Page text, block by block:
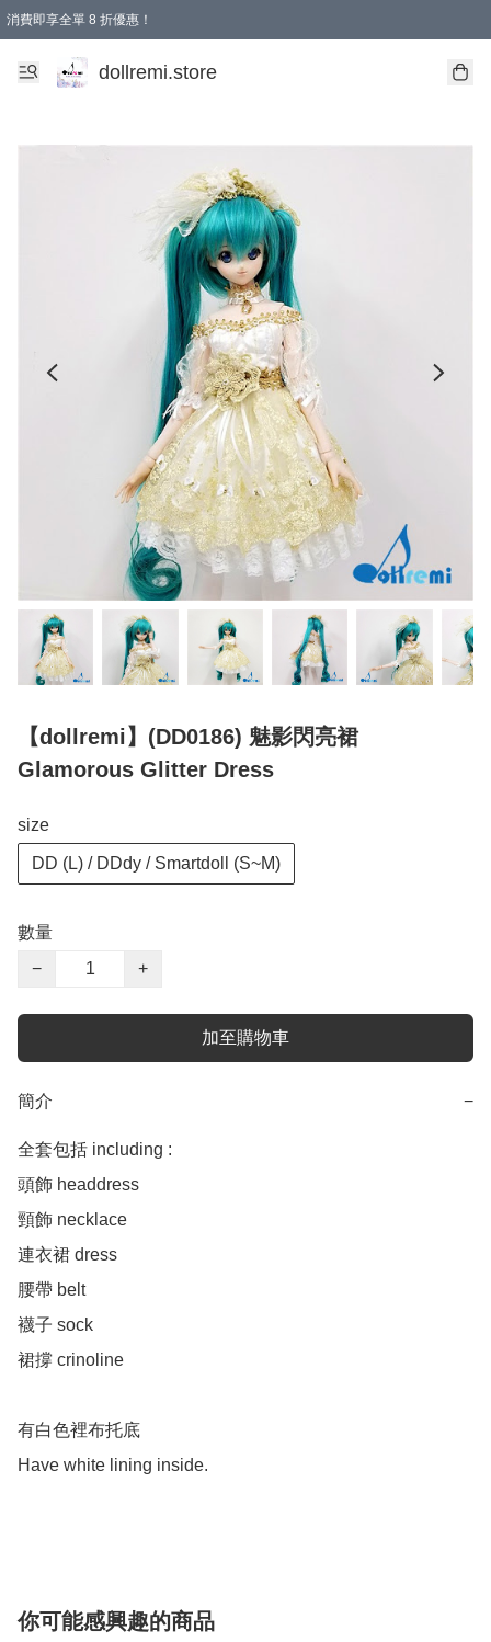
消費即享全單 8 折優惠！
購物滿 HKD 1500.00即享免運費優惠！（適用於 本地送貨、本地取貨、國際送貨 )
dollremi.store
【dollremi】(DD0186) 魅影閃亮裙
Glamorous Glitter Dress
size
DD (L) / DDdy / Smartdoll (S~M)
數量
−
+
加至購物車
簡介 −
全套包括 including :
頭飾 headdress
頸飾 necklace
連衣裙 dress
腰帶 belt
襪子 sock
裙撐 crinoline
有白色裡布托底
Have white lining inside.
你可能感興趣的商品